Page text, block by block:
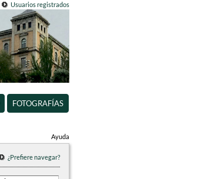
Usuarios registrados
FOTOGRAFÍAS
Ayuda
¿Prefiere navegar?